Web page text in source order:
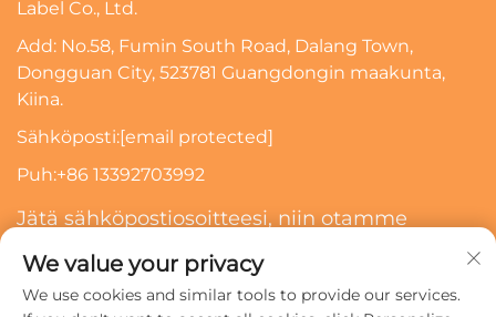
Label Co., Ltd.
Add: No.58, Fumin South Road, Dalang Town,
Dongguan City, 523781 Guangdongin maakunta,
Kiina.
Sähköposti:[email protected]
Puh:+86 13392703992
Jätä sähköpostiosoitteesi, niin otamme
Tilaa
We value your privacy
We use cookies and similar tools to provide our services.